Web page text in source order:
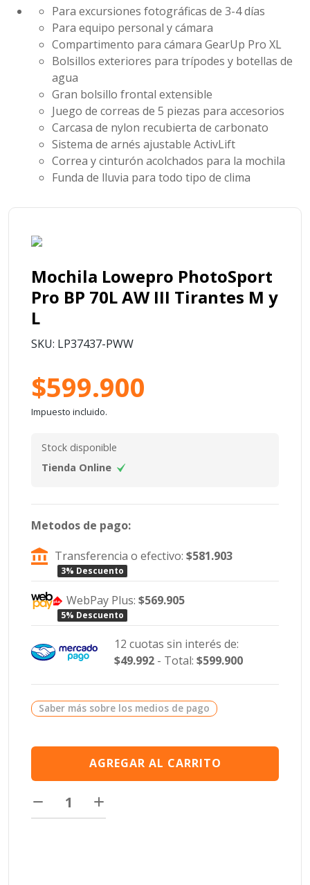
Para excursiones fotográficas de 3-4 días
Para equipo personal y cámara
Compartimento para cámara GearUp Pro XL
Bolsillos exteriores para trípodes y botellas de
agua
Gran bolsillo frontal extensible
Juego de correas de 5 piezas para accesorios
Carcasa de nylon recubierta de carbonato
Sistema de arnés ajustable ActivLift
Correa y cinturón acolchados para la mochila
Funda de lluvia para todo tipo de clima
Mochila Lowepro PhotoSport
Pro BP 70L AW III Tirantes M y
L
SKU: LP37437-PWW
$599.900
Impuesto incluido.
Stock disponible
Tienda Online
Metodos de pago:
Transferencia o efectivo:$581.903
3% Descuento
WebPay Plus:$569.905
5% Descuento
12 cuotas sin interés de:
$49.992- Total: $599.900
Saber más sobre los medios de pago
AGREGAR AL CARRITO